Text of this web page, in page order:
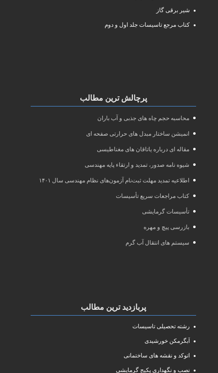
شیر برقی گاز
کتاب مرجع تاسیسات جلد اول و دوم
پرچالش ترین مطالب
محاسبه حجم چاه های جذبی و آب باران
انمیشن ساختار مبدل های حرارتی صفحه ای
مقاله ای درباره یاتاقان های مغناطیسی
شیوه نامه صدور، تمدید و ارتقاء پایه مهندسی
اطلاعیه تمدید مهلت ثبت‌نام آزمون‌های نظام مهندسی سال ۱۴۰۱
کتاب مراجعات سریع تأسیسات
تأسیسات گرمایشی
بازرسی پیچ و مهره
سیستم های انتقال آب گرم
پربازدید ترین مطالب
رشته تحصیلی تاسیسات
آبگرمکن خورشیدی
اتوکد و نقشه های ساختمانی
نصب و نگهداری پکیج گرمایشی